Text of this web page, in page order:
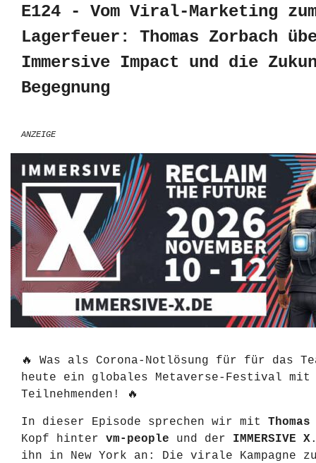
E124 - Vom Viral-Marketing
Lagerfeuer: Thomas Zorbach
Immersive Impact und die
Begegnung
ANZEIGE
🔥 Was als Corona-Notlösung für für das
heute ein globales Metaverse-Festival mit
Teilnehmenden! 🔥
In dieser Episode sprechen wir mit
Kopf hinter vm-people und der IMMERSIVE X
ihn in New York an: Die virale Kampagne